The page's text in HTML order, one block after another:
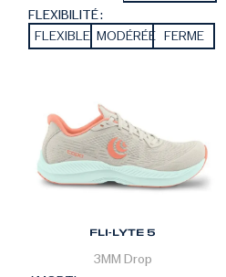
FLEXIBILITÉ :
FLEXIBLE MODÉRÉE FERME
FLI-LYTE 5
3MM Drop